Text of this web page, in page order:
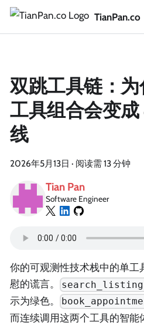
TianPan.co
双跳工具链：为
工具组合会变
线
2026年5月13日 · 阅读需 13 分钟
Tian Pan
Software Engineer
你的可观测性技术栈中的单工
慰的谎言。
示为绿色。
而连续调用这两个工具的智能